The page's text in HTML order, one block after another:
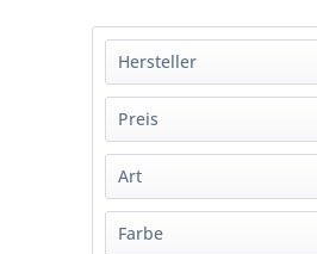
Hersteller
Château Mukhrani
Preis
von20,98 €bis37,53
Art
Wein
Farbe